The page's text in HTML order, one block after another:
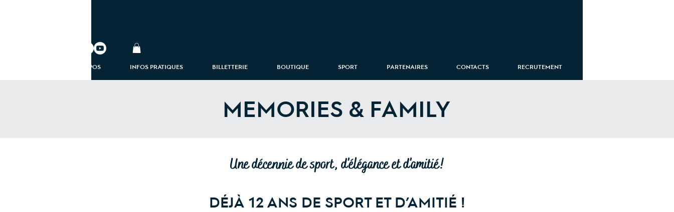
À PROPOS INFOS PRATIQUES BILLETTERIE BOUTIQUE SPORT PARTENAIRES CONTACTS RECRUTEMENT
MEMORIES & FAMILY
Une décennie de sport, d'élégance et d'amitié!
DÉJÀ 12 ANS DE SPORT ET D’AMITIÉ !